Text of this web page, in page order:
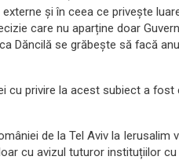
și în ceea ce privește
care nu aparține doar
Dăncilă se grăbește să facă
cu privire la acest subiect a
de la Tel Aviv la Ierusalim
cu avizul tuturor instituțiilor